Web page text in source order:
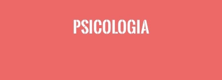
PSICOLOGIA